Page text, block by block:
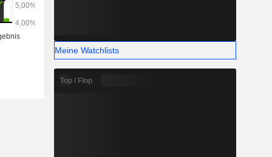
Meine Watchlists
Top / Flop